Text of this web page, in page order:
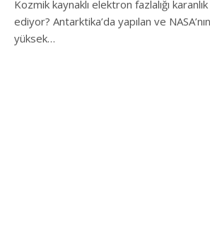
Kozmik kaynaklı elektron fazlalığı
ediyor? Antarktika’da yapılan ve
yüksek…